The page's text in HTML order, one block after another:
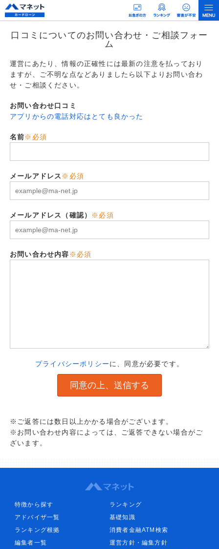
口コミについてのお問い合わせ・ご相談フォー
ム
運営にあたり、情報の正確性には最新の注意を払っており
ますが、ご不明な点などありましたら以下よりお問い合わ
せ・ご相談ください。
お問い合わせ口コミ
アプリからの電話対応はとても良かった
名前※必須
メールアドレス ※必須
メールアドレス（確認） ※必須
お問い合わせ内容 ※必須
プライバシーポリシーに、同意が必要です。
※ご返答には数日以上かかる場合がございます。
※お問い合わせ内容によっては、ご返答できない場合がご
ざいます。
特徴から探す
ランキング
アドバイザ一覧
基礎知識
ランキング根拠
消費者金融ATM検索
編集者一覧
運営方針・編集方針